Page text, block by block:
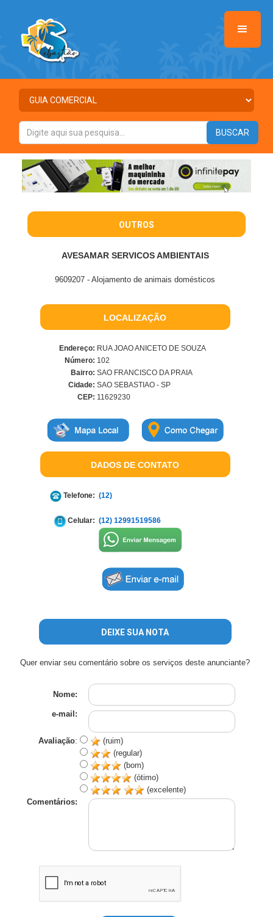
OUTROS
AVESAMAR SERVICOS AMBIENTAIS
9609207 - Alojamento de animais domésticos
LOCALIZAÇÃO
Endereço: RUA JOAO ANICETO DE SOUZA
Número: 102
Bairro: SAO FRANCISCO DA PRAIA
Cidade: SAO SEBASTIAO - SP
CEP: 11629230
DADOS DE CONTATO
Telefone: (12)
Celular: (12) 12991519586
DEIXE SUA NOTA
Quer enviar seu comentário sobre os serviços deste anunciante?
Nome:
e-mail:
Avaliação:
(ruim)
(regular)
(bom)
(ótimo)
(excelente)
Comentários: